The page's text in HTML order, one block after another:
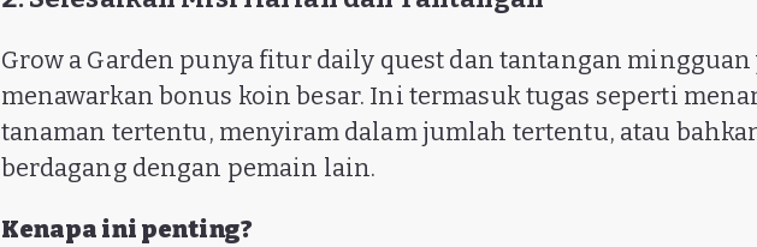
Grow a Garden punya fitur daily quest dan tantangan mingguan
menawarkan bonus koin besar. Ini termasuk tugas seperti
tanaman tertentu, menyiram dalam jumlah tertentu, atau
berdagang dengan pemain lain.
Kenapa ini penting?